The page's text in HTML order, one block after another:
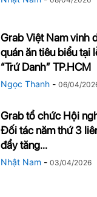
Grab Việt Nam vinh
quán ăn tiêu biểu tại
“Trứ Danh” TP.HCM
Ngọc Thanh - 06/04/
Grab tổ chức Hội
Đối tác năm thứ 3
đẩy tăng...
Nhật Nam - 03/04/2026